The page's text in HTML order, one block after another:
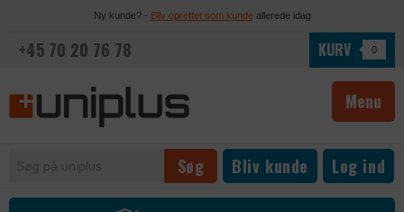
Ny kunde? - Bliv oprettet som kundeallerede idag
+45 70 20 76 78 KURV 0
Menu
Bliv kunde Log ind